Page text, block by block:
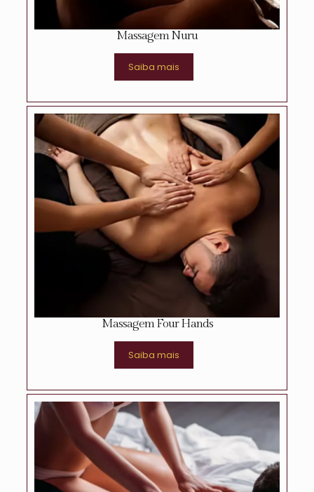
Massagem Nuru
Saiba mais
Massagem Four Hands
Saiba mais